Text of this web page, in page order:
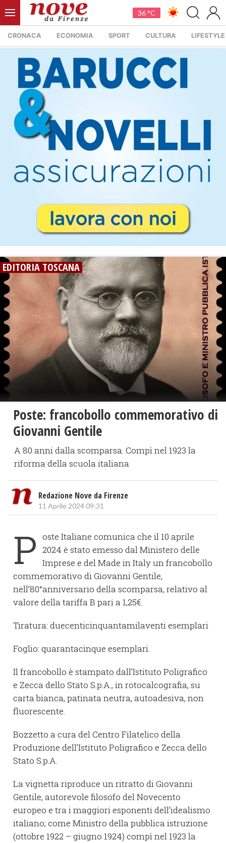
36 °C
CRONACA ECONOMIA SPORT CULTURA LIFESTYLE
EDITORIA TOSCANA
Poste: francobollo commemorativo di
Giovanni Gentile
A 80 anni dalla scomparsa. Compì nel 1923 la
riforma della scuola italiana
Redazione Nove da Firenze
11 Aprile 2024 09:31
P oste Italiane comunica che il 10 aprile
2024 è stato emesso dal Ministero delle
Imprese e del Made in Italy un francobollo
commemorativo di Giovanni Gentile,
nell’80°anniversario della scomparsa, relativo al
valore della tariffa B pari a 1,25€.
Tiratura: duecenticinquantamilaventi esemplari
Foglio: quarantacinque esemplari.
Il francobollo è stampato dall’Istituto Poligrafico
e Zecca dello Stato S.p.A., in rotocalcografia, su
carta bianca, patinata neutra, autoadesiva, non
fluorescente.
Bozzetto a cura del Centro Filatelico della
Produzione dell’Istituto Poligrafico e Zecca dello
Stato S.p.A.
La vignetta riproduce un ritratto di Giovanni
Gentile, autorevole filosofo del Novecento
europeo e tra i maggiori esponenti dell’idealismo
italiano; come Ministro della pubblica istruzione
(ottobre 1922 – giugno 1924) compì nel 1923 la